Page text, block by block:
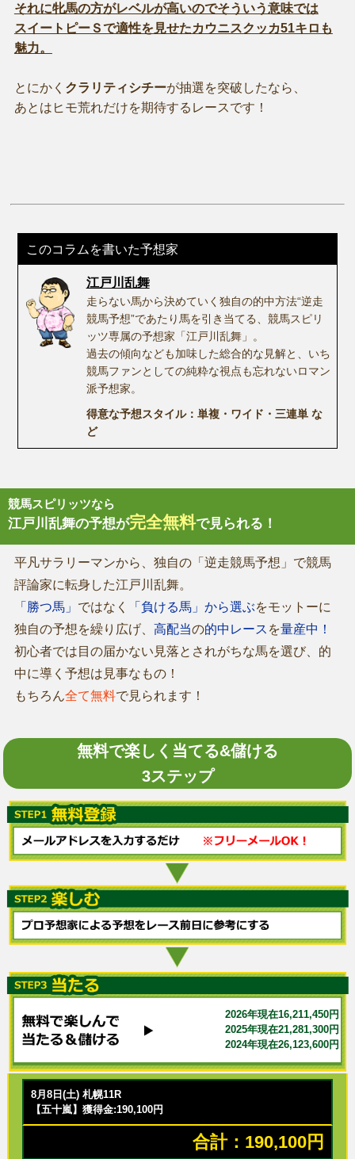
それに牝馬の方がレベルが高いのでそういう意味では
スイートピーＳで適性を見せたカウニスクッカ51キロも
魅力。
とにかく クラリティシチーが抽選を突破したなら、
あとはヒモ荒れだけを期待するレースです！
このコラムを書いた予想家
江戸川乱舞
走らない馬から決めていく独自の的中方法“逆走
競馬予想”であたり馬を引き当てる、競馬スピリ
ッツ専属の予想家「江戸川乱舞」。
過去の傾向なども加味した総合的な見解と、いち
競馬ファンとしての純粋な視点も忘れないロマン
派予想家。
得意な予想スタイル：単複・ワイド・三連単 な
ど
競馬スピリッツなら
江戸川乱舞の予想が完全無料で見られる！
平凡サラリーマンから、独自の「逆走競馬予想」で競馬
評論家に転身した江戸川乱舞。
「勝つ馬」 ではなく 「負ける馬」から選ぶをモットーに
独自の予想を繰り広げ、 高配当の的中レース を量産中！
初心者では目の届かない見落とされがちな馬を選び、的
中に導く予想は見事なもの！
もちろん全て無料で見られます！
無料で楽しく当てる&儲ける
3ステップ
2026年現在16,211,450円
2025年現在21,281,300円
2024年現在26,123,600円
8月8日(土) 札幌11R
【五十嵐】獲得金:190,100円
合計：190,100円